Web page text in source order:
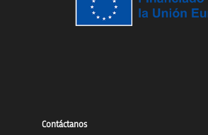
Contáctanos